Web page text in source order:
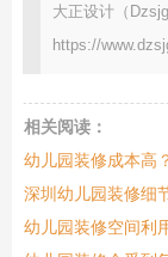
大正设计（
https://
相关阅读：
幼儿园装修成本高
深圳幼儿园装修细
幼儿园装修空间利